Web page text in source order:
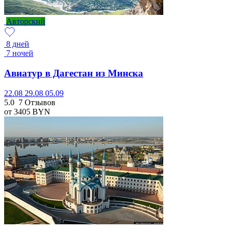
Авторский
8 дней
7 ночей
Авиатур в Дагестан из Минска
22.08 29.08 05.09
5.0 7 Отзывов
от 3405 BYN